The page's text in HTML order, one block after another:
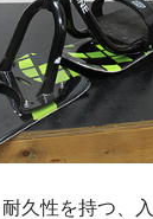
久性を持つ、